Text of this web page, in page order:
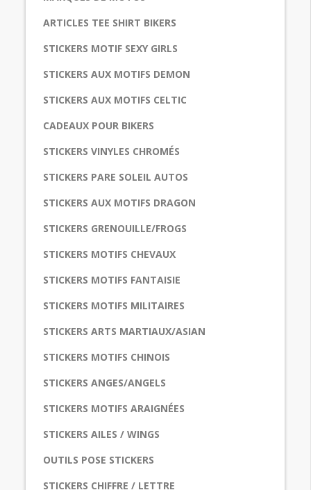
ARTICLES TEE SHIRT BIKERS
STICKERS MOTIF SEXY GIRLS
STICKERS AUX MOTIFS DEMON
STICKERS AUX MOTIFS CELTIC
CADEAUX POUR BIKERS
STICKERS VINYLES CHROMÉS
STICKERS PARE SOLEIL AUTOS
STICKERS AUX MOTIFS DRAGON
STICKERS GRENOUILLE/FROGS
STICKERS MOTIFS CHEVAUX
STICKERS MOTIFS FANTAISIE
STICKERS MOTIFS MILITAIRES
STICKERS ARTS MARTIAUX/ASIAN
STICKERS MOTIFS CHINOIS
STICKERS ANGES/ANGELS
STICKERS MOTIFS ARAIGNÉES
STICKERS AILES / WINGS
OUTILS POSE STICKERS
STICKERS CHIFFRE / LETTRE